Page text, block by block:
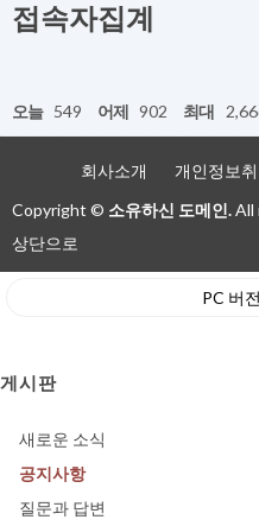
접속자집계
오늘 549 어제 902 최대
회사소개 개인정보
Copyright © 소유하신 도메인.All
상단으로
PC 버
게시판
새로운 소식
공지사항
질문과 답변